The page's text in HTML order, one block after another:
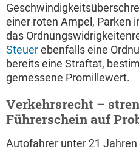
einer roten Ampel, Parken
das
Steuerebenfalls eine
bereits eine Straftat,
gemessene Promillewert.
Verkehrsrecht –
Führerschein auf
Autofahrer unter 21